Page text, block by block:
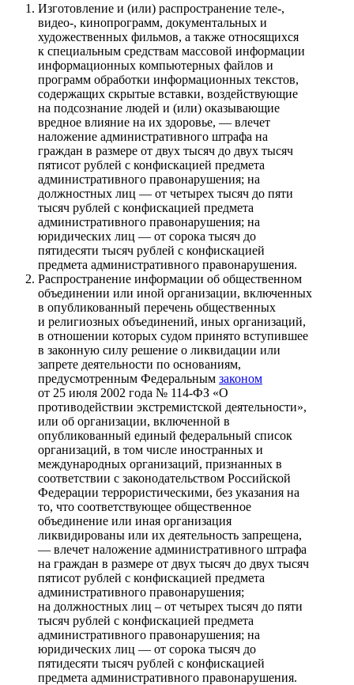
Изготовление и (или) распространение теле-,
видео-, кинопрограмм, документальных и
художественных фильмов, а также относящихся
к специальным средствам массовой информации
информационных компьютерных файлов и
программ обработки информационных текстов,
содержащих скрытые вставки, воздействующие
на подсознание людей и (или) оказывающие
вредное влияние на их здоровье, — влечет
наложение административного штрафа на
граждан в размере от двух тысяч до двух тысяч
пятисот рублей с конфискацией предмета
административного правонарушения; на
должностных лиц — от четырех тысяч до пяти
тысяч рублей с конфискацией предмета
административного правонарушения; на
юридических лиц — от сорока тысяч до
пятидесяти тысяч рублей с конфискацией
предмета административного правонарушения.
Распространение информации об общественном
объединении или иной организации, включенных
в опубликованный перечень общественных
и религиозных объединений, иных организаций,
в отношении которых судом принято вступившее
в законную силу решение о ликвидации или
запрете деятельности по основаниям,
предусмотренным Федеральным законом
от 25 июля 2002 года № 114-ФЗ «О
противодействии экстремистской деятельности»,
или об организации, включенной в
опубликованный единый федеральный список
организаций, в том числе иностранных и
международных организаций, признанных в
соответствии с законодательством Российской
Федерации террористическими, без указания на
то, что соответствующее общественное
объединение или иная организация
ликвидированы или их деятельность запрещена,
— влечет наложение административного штрафа
на граждан в размере от двух тысяч до двух тысяч
пятисот рублей с конфискацией предмета
административного правонарушения;
на должностных лиц – от четырех тысяч до пяти
тысяч рублей с конфискацией предмета
административного правонарушения; на
юридических лиц — от сорока тысяч до
пятидесяти тысяч рублей с конфискацией
предмета административного правонарушения.